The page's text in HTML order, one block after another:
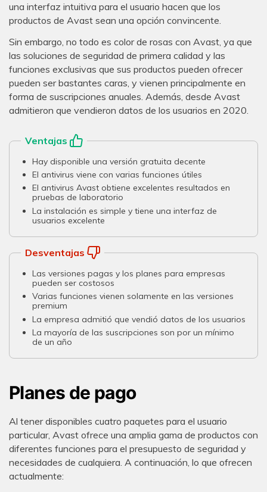
una interfaz intuitiva para el usuario hacen que los
productos de Avast sean una opción convincente.
Sin embargo, no todo es color de rosas con Avast, ya que
las soluciones de seguridad de primera calidad y las
funciones exclusivas que sus productos pueden ofrecer
pueden ser bastantes caras, y vienen principalmente en
forma de suscripciones anuales. Además, desde Avast
admitieron que vendieron datos de los usuarios en 2020.
Ventajas
Hay disponible una versión gratuita decente
El antivirus viene con varias funciones útiles
El antivirus Avast obtiene excelentes resultados en
pruebas de laboratorio
La instalación es simple y tiene una interfaz de
usuarios excelente
Desventajas
Las versiones pagas y los planes para empresas
pueden ser costosos
Varias funciones vienen solamente en las versiones
premium
La empresa admitió que vendió datos de los usuarios
La mayoría de las suscripciones son por un mínimo
de un año
Planes de pago
Al tener disponibles cuatro paquetes para el usuario
particular, Avast ofrece una amplia gama de productos con
diferentes funciones para el presupuesto de seguridad y
necesidades de cualquiera. A continuación, lo que ofrecen
actualmente: